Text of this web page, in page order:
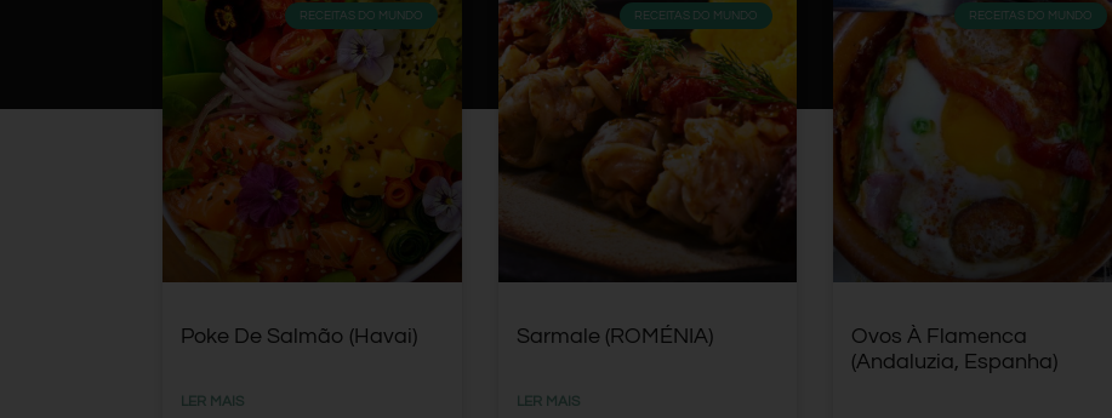
RECEITAS DO MUNDO
Poke De Salmão (Havai)
LER MAIS
RECEITAS DO MUNDO
Sarmale (ROMÉNIA)
LER MAIS
RECEITAS DO MUNDO
Ovos À Flamenca
(Andaluzia, Espanha)